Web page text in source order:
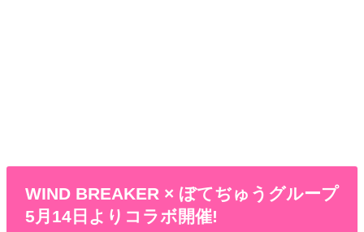
WIND BREAKER × ぼてぢゅうグループ
5月14日よりコラボ開催!